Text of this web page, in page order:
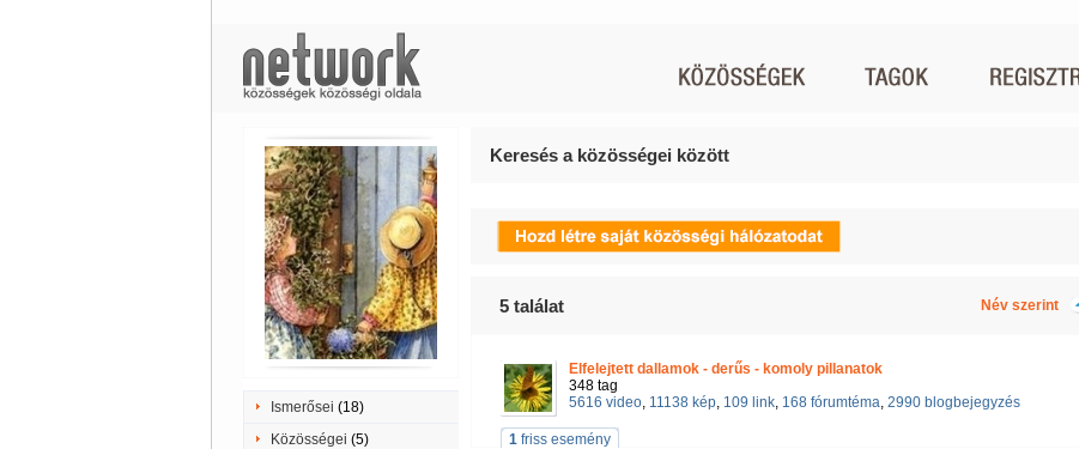
Ismerősei (18)
Közösségei (5)
Keresés a közösségei között
5találat Név szerint
Elfelejtett dallamok - derűs - komoly pillanatok
348 tag
5616 video, 11138 kép, 109 link, 168 fórumtéma, 2990 blogbejegyzés
1friss esemény